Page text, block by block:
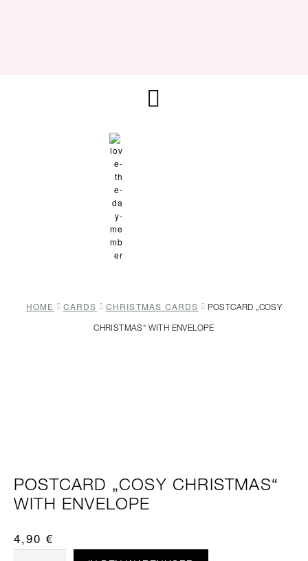
HOME CARDS CHRISTMAS CARDS
POSTCARD „COSY
CHRISTMAS“ WITH ENVELOPE
POSTCARD „COSY CHRISTMAS“
WITH ENVELOPE
4,90 €